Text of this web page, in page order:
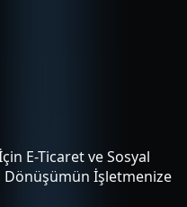
E-Ticaret ve Sosyal
İşletmenize